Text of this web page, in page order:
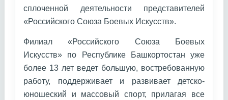
сплоченной деятельности представителей
«Российского Союза Боевых Искусств».
Филиал «Российского Союза Боевых
Искусств» по Республике Башкортостан уже
более 13 лет ведет большую, востребованную
работу, поддерживает и развивает детско-
юношеский и массовый спорт, прилагая все